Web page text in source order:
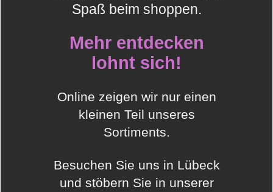
Spaß beim shoppen.
Mehr entdecken
lohnt sich!
Online zeigen wir nur einen
kleinen Teil unseres
Sortiments.
Besuchen Sie uns in Lübeck
und stöbern Sie in unserer